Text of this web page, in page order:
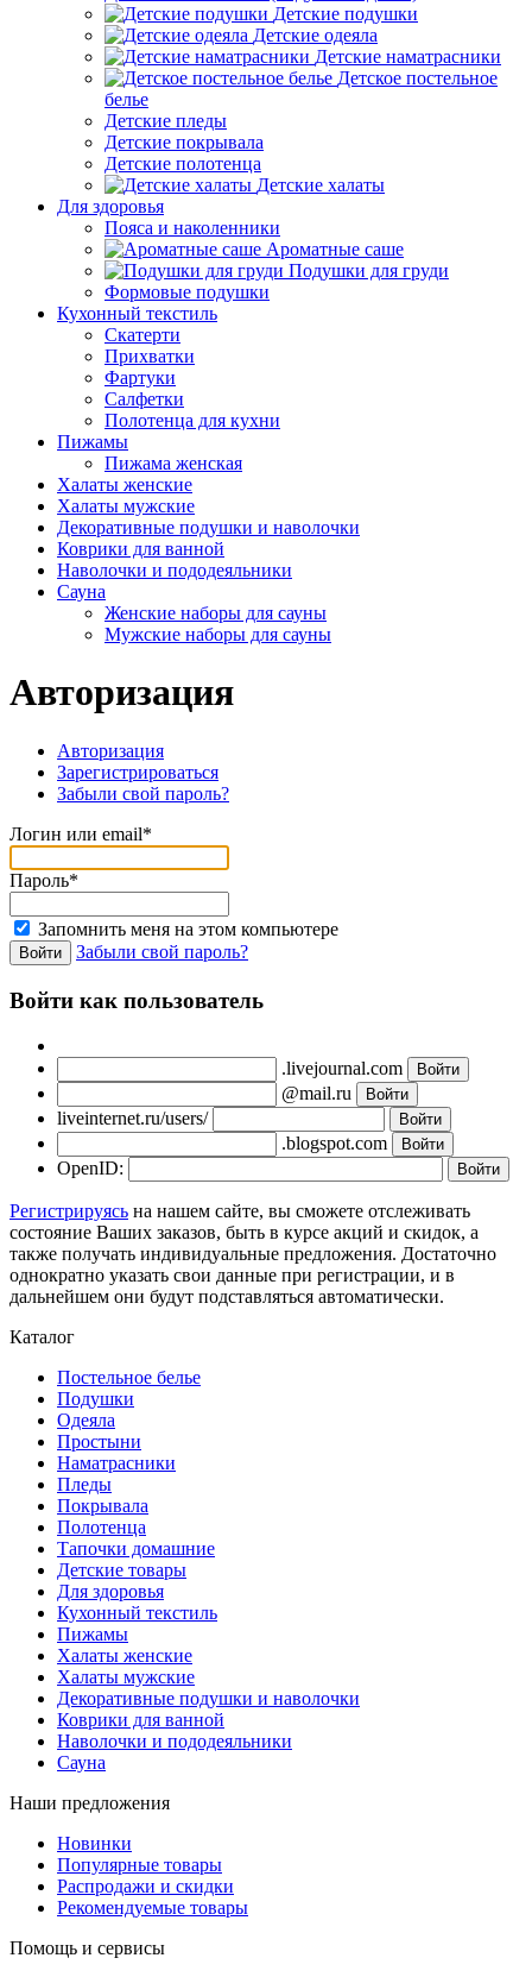
Детские подушки
Детские одеяла
Детские наматрасники
Детское постельное
белье
Детские пледы
Детские покрывала
Детские полотенца
Детские халаты
Для здоровья
Пояса и наколенники
Ароматные саше
Подушки для груди
Формовые подушки
Кухонный текстиль
Скатерти
Прихватки
Фартуки
Салфетки
Полотенца для кухни
Пижамы
Пижама женская
Халаты женские
Халаты мужские
Декоративные подушки и наволочки
Коврики для ванной
Наволочки и пододеяльники
Сауна
Женские наборы для сауны
Мужские наборы для сауны
Авторизация
Авторизация
Зарегистрироваться
Забыли свой пароль?
Логин или email*
Пароль*
Запомнить меня на этом компьютере
Забыли свой пароль?
Войти как пользователь
.livejournal.com
@mail.ru
liveinternet.ru/users/
.blogspot.com
OpenID:
Регистрируясь на нашем сайте, вы сможете отслеживать
состояние Ваших заказов, быть в курсе акций и скидок, а
также получать индивидуальные предложения. Достаточно
однократно указать свои данные при регистрации, и в
дальнейшем они будут подставляться автоматически.
Каталог
Постельное белье
Подушки
Одеяла
Простыни
Наматрасники
Пледы
Покрывала
Полотенца
Тапочки домашние
Детские товары
Для здоровья
Кухонный текстиль
Пижамы
Халаты женские
Халаты мужские
Декоративные подушки и наволочки
Коврики для ванной
Наволочки и пододеяльники
Сауна
Наши предложения
Новинки
Популярные товары
Распродажи и скидки
Рекомендуемые товары
Помощь и сервисы